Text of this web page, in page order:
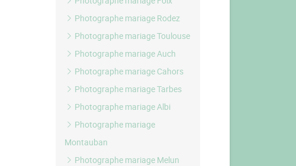
Photographe mariage Rodez
Photographe mariage Toulouse
Photographe mariage Auch
Photographe mariage Cahors
Photographe mariage Tarbes
Photographe mariage Albi
Photographe mariage
Montauban
Photographe mariage Melun